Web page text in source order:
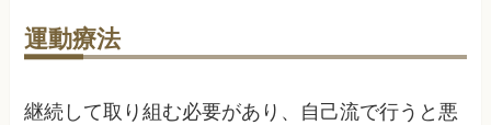
運動療法
継続して取り組む必要があり、自己流で行うと悪